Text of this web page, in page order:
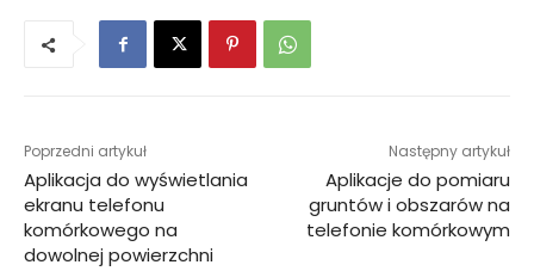
Poprzedni artykuł
Aplikacja do wyświetlania
ekranu telefonu
komórkowego na
dowolnej powierzchni
Następny artykuł
Aplikacje do pomiaru
gruntów i obszarów na
telefonie komórkowym